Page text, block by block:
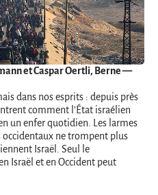
et Caspar Oertli, Berne —
dans nos esprits : depuis près
comment l’État israélien
un enfer quotidien. Les larmes
ne trompent plus
Israël. Seul le
Israël et en Occident peut